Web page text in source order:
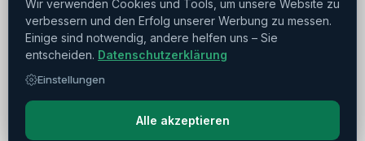
Baujahr
Dreh-Fräs­zentren, Drehmaschinen
Kategorie
Wir verwenden Cookies und Tools, um unsere Website zu
verbessern und den Erfolg unserer Werbung zu messen.
Einige sind notwendig, andere helfen uns – Sie
entscheiden. Datenschutzerklärung
Einstellungen
Alle akzeptieren